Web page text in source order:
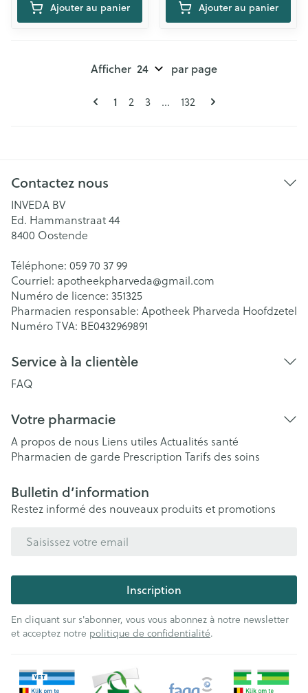
Ajouter au panier Ajouter au panier
Pages
Vous lisez actuellement la page
1 Page
2 Page
3 ... Page
132
Afficher par page
Contactez nous
INVEDA BV
Ed. Hammanstraat 44
8400 Oostende
Téléphone: 059 70 37 99
Courriel: apotheekpharveda@gmail.com
Numéro de licence: 351325
Pharmacien responsable: Apotheek Pharveda Hoofdzetel
Numéro TVA: BE0432969891
Service à la clientèle
FAQ
Votre pharmacie
A propos de nous Liens utiles Actualités santé
Pharmacien de garde Prescription Tarifs des soins
Bulletin d’information
Restez informé des nouveaux produits et promotions
Inscription
En cliquant sur s'abonner, vous vous abonnez à notre newsletter
et acceptez notre politique de confidentialité.